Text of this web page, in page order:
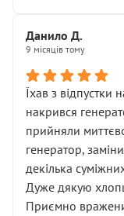
Данило Д.
9 місяців тому
Їхав з відпустки
накрився
прийняли
генератор,
декілька
Дуже дякую
Приємно